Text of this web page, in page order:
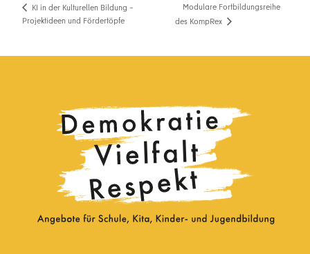
KI in der Kulturellen Bildung –
Projektideen und Fördertöpfe
Modulare Fortbildungsreihe
des KompRex